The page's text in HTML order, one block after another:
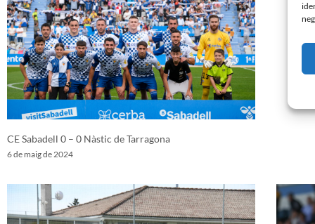
CE Sabadell 0 – 0 Nàstic de Tarragona
6 de maig de 2024